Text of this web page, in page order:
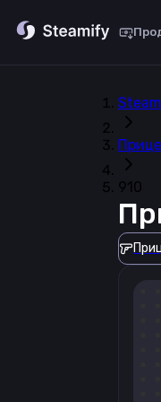
910